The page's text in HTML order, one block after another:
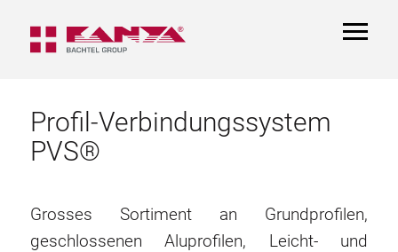
Profil-Verbindungssystem
PVS®
Grosses Sortiment an Grundprofilen,
geschlossenen Aluprofilen, Leicht- und